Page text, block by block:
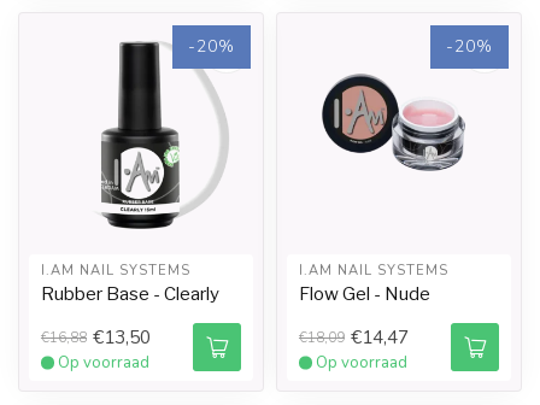
-20%
I.AM NAIL SYSTEMS
Rubber Base - Clearly
€16,88 €13,50
Op voorraad
-20%
I.AM NAIL SYSTEMS
Flow Gel - Nude
€18,09 €14,47
Op voorraad